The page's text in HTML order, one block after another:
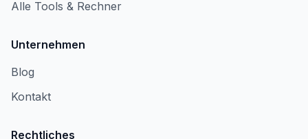
Alle Tools & Rechner
Unternehmen
Blog
Kontakt
Rechtliches